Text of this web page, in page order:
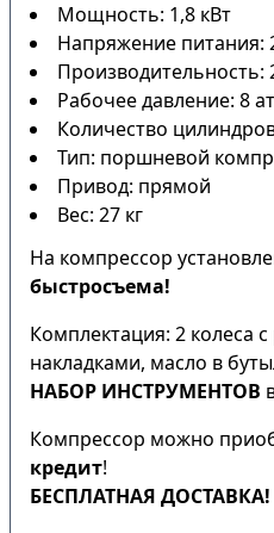
Мощность: 1,8 кВт
Напряжение питания:
Производительность:
Рабочее давление: 8
Количество
Тип: поршневой
Привод: прямой
Вес: 27 кг
На компрессор
быстросъема!
Комплектация: 2 колеса
накладками, масло в
НАБОР ИНСТРУМЕНТОВ
Компрессор можно
кредит!
БЕСПЛАТНАЯ ДОСТАВКА!